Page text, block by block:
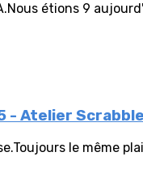
étions 9
- Atelier
le même